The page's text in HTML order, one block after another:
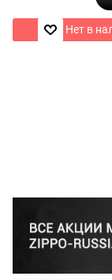
Нет в